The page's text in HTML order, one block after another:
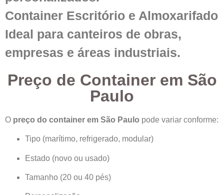
Container Escritório e Almoxarifado
Ideal para canteiros de obras,
empresas e áreas industriais.
Preço de Container em São
Paulo
O preço do container em São Paulo pode variar conforme:
Tipo (marítimo, refrigerado, modular)
Estado (novo ou usado)
Tamanho (20 ou 40 pés)